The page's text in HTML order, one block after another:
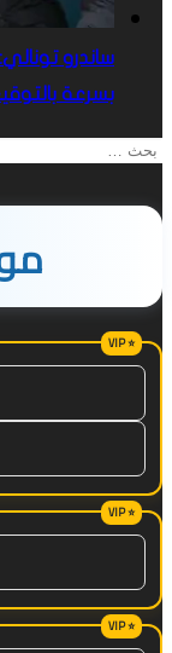
ساندرو
بسرعة
البحث